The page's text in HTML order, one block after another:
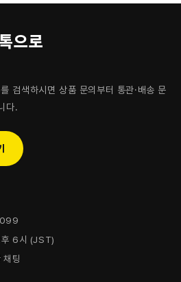
으로
를 검색하시면 상품 문의부터 통관·배송 문
다.
후 6시 (JST)
채팅